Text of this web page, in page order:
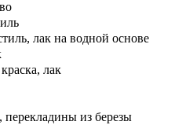
лак на водной основе
лак
из березы